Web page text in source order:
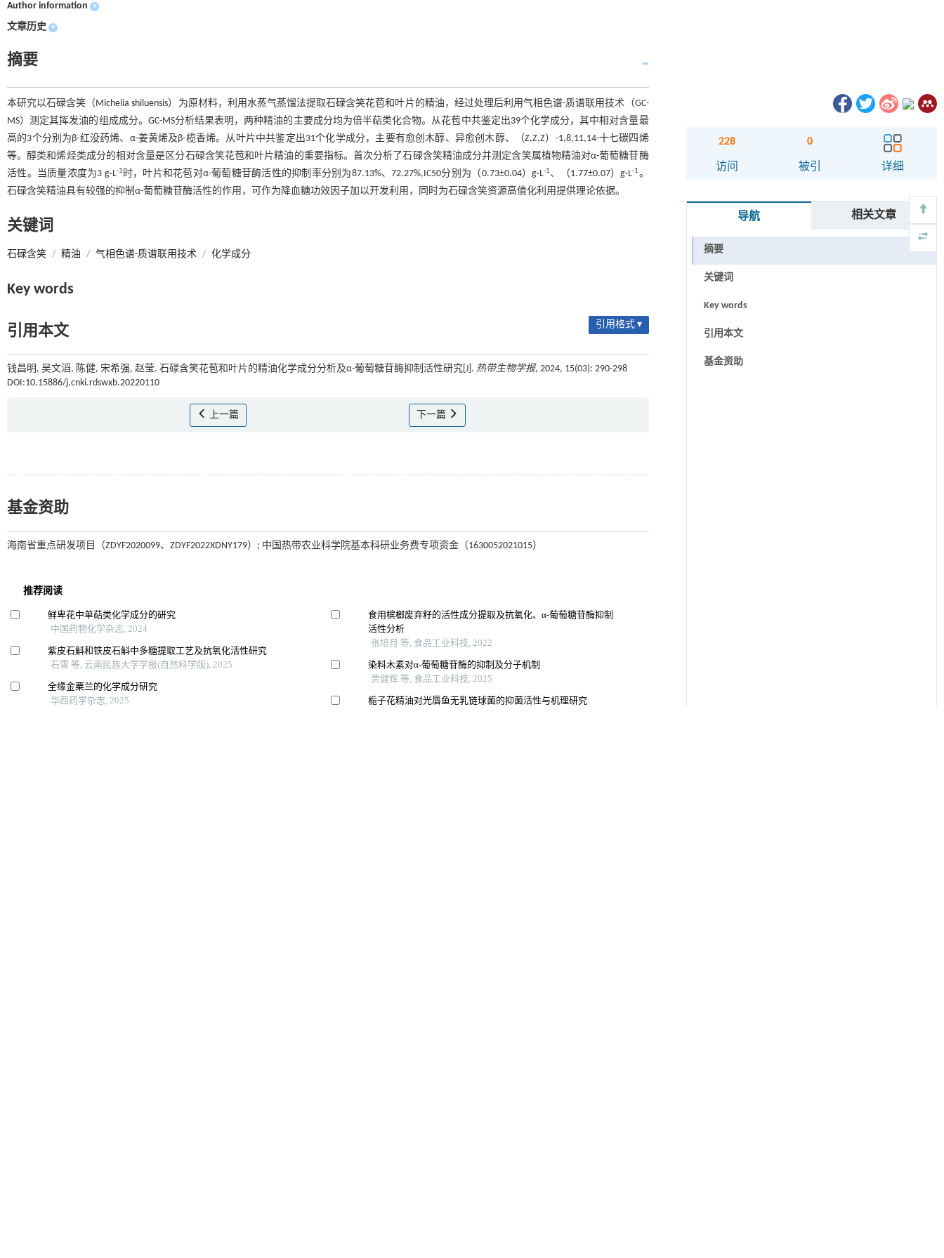
Author information +
文章历史 +
摘要
本研究以石碌含笑（Michelia shiluensis）为原材料，利用水蒸气蒸馏法提取石碌含笑花苞和叶片的精油，经过处理后利用气相色谱-质谱联用技术（GC-
MS）测定其挥发油的组成成分。GC-MS分析结果表明，两种精油的主要成分均为倍半萜类化合物。从花苞中共鉴定出39个化学成分，其中相对含量最
高的3个分别为β-红没药烯、α-姜黄烯及β-榄香烯。从叶片中共鉴定出31个化学成分，主要有愈创木醇、异愈创木醇、（Z,Z,Z）-1,8,11,14-十七碳四烯
等。醇类和烯烃类成分的相对含量是区分石碌含笑花苞和叶片精油的重要指标。首次分析了石碌含笑精油成分并测定含笑属植物精油对α-葡萄糖苷酶
活性。当质量浓度为3 g·L-1时，叶片和花苞对α-葡萄糖苷酶活性的抑制率分别为87.13%、72.27%,IC50分别为（0.73±0.04）g·L-1、（1.77±0.07）g·L-1。
石碌含笑精油具有较强的抑制α-葡萄糖苷酶活性的作用，可作为降血糖功效因子加以开发利用，同时为石碌含笑资源高值化利用提供理论依据。
关键词
石碌含笑 / 精油 / 气相色谱-质谱联用技术 / 化学成分
Key words
引用本文 引用格式 ▾
钱昌明, 吴文滔, 陈健, 宋希强, 赵莹. 石碌含笑花苞和叶片的精油化学成分分析及α-葡萄糖苷酶抑制活性研究[J]. 热带生物学报, 2024, 15(03): 290-298
DOI:10.15886/j.cnki.rdswxb.20220110
上一篇 下一篇
基金资助
海南省重点研发项目（ZDYF2020099、ZDYF2022XDNY179）; 中国热带农业科学院基本科研业务费专项资金（1630052021015）
228
访问
0
被引 详细
导航 相关文章
摘要
关键词
Key words
引用本文
基金资助